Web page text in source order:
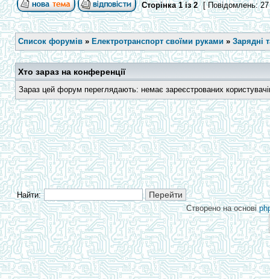
Сторінка1із2 [ Повідомлень:
Список форумів » Електротранспорт своїми руками » Зарядні
Хто зараз на конференції
Зараз цей форум переглядають: немає зареєстрованих
Найти:
Створено на основі